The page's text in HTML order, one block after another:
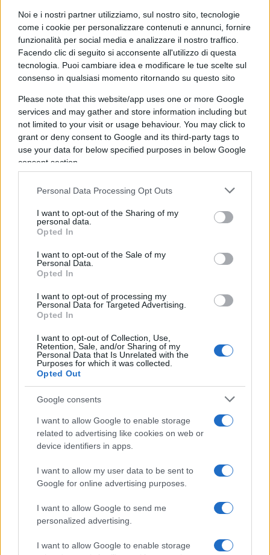
Noi e i nostri partner utilizziamo, sul nostro sito, tecnologie
come i cookie per personalizzare contenuti e annunci, fornire
funzionalità per social media e analizzare il nostro traffico.
Facendo clic di seguito si acconsente all'utilizzo di questa
tecnologia. Puoi cambiare idea e modificare le tue scelte sul
consenso in qualsiasi momento ritornando su questo sito
Please note that this website/app uses one or more Google
services and may gather and store information including but
not limited to your visit or usage behaviour. You may click to
grant or deny consent to Google and its third-party tags to
use your data for below specified purposes in below Google
consent section.
Personal Data Processing Opt Outs
I want to opt-out of the Sharing of my
personal data.
Opted In
I want to opt-out of the Sale of my
Personal Data.
Opted In
I want to opt-out of processing my
Personal Data for Targeted Advertising.
Opted In
I want to opt-out of Collection, Use,
Retention, Sale, and/or Sharing of my
Personal Data that Is Unrelated with the
Purposes for which it was collected.
Opted Out
Google consents
I want to allow Google to enable storage
related to advertising like cookies on web or
device identifiers in apps.
I want to allow my user data to be sent to
Google for online advertising purposes.
I want to allow Google to send me
personalized advertising.
I want to allow Google to enable storage
delle proprie radici e che prova, dopo decenni di
subalternità, a proporre un modello alternativo di
società. Iovino analizza, nella prima parte del
libro, la Meloni politica, ma anche quella umana:
la ragazza cresciuta in un quartiere popolare, la
militante di Atreju, la donna che si è fatta da sé in
un mondo dominato dagli uomini e dalla retorica
del «politicamente corretto e la mamma».
C’è il coraggio di dire che la Meloni non è un
accidente politico, ma il prodotto coerente di
consapevolezza che il suo successo nasce da un
linguaggio diverso: diretto, emotivo, intriso di
identità. Una politica che parla di patria, di Dio, di
libertà, parole che fino a ieri parevano tabù. Il
terreno delle idee, non dei pregiudizi. Iovino
mostra una Meloni capace di incarnare la frattura
tra l’Italia reale e quella delle élite, tra chi lavora e
chi pontifica.
Ci sono alcuni passaggi fulminanti, ad esempio
quelli sull’opposizione diMatteo Renzi.
Alla fine,
chi è davvero Matteo Renzi? Un riformatore? Un
illusionista? Un eterno indeciso che ormai ha
perso per sempre quel Paese che credeva di aver
conquistato? È un politico esperto ed è un uomo
scaltro. Eppure qualche volta si ha la sensazione
che per Giorgia Meloni, con la forza che la
con tale seguito sia più un vantaggio che non un